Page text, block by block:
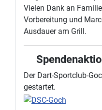
Vielen Dank an
Vorbereitung und
Ausdauer am Grill.
Der Dart-Sportclub-
gestartet.